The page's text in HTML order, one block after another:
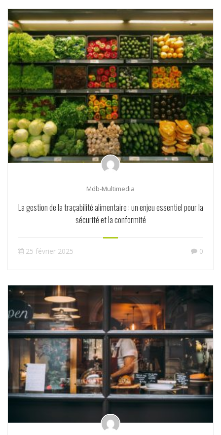
Mdb-Multimedia
La gestion de la traçabilité alimentaire : un enjeu essentiel pour la
sécurité et la conformité
25 février 2025 0